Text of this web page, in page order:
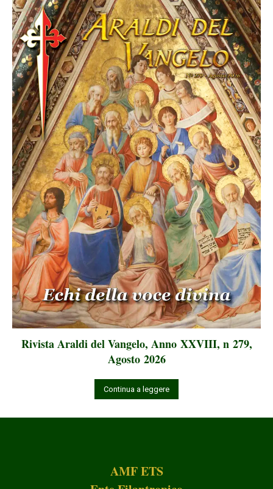
Rivista Araldi del Vangelo, Anno XXVIII, n 279,
Agosto 2026
Continua a leggere
AMF ETS